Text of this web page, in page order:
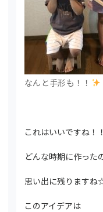
なんと手形も！！
これはいいですね！！
どんな時期に作った
思い出に残ります
このアイデアは